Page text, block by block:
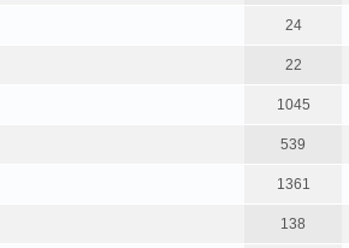
24
22
1045
539
1361
138